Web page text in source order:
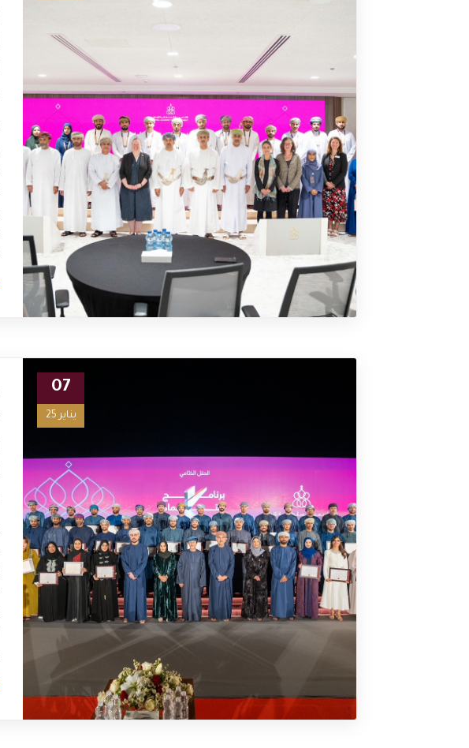
07
يناير 25